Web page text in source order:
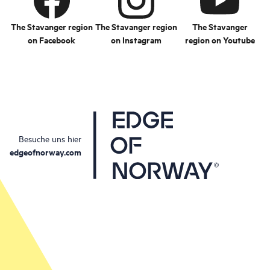
The Stavanger region
on Facebook
The Stavanger region
on Instagram
The Stavanger
region on Youtube
Besuche uns hier
edgeofnorway.com